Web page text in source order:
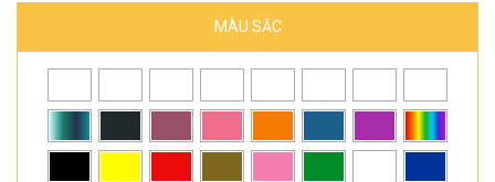
MÀU SẮC